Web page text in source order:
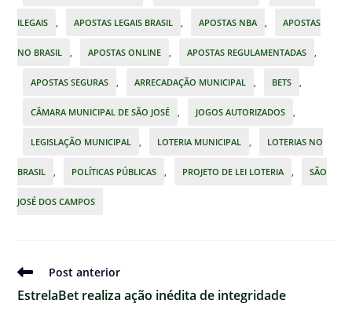
ILEGAIS APOSTAS LEGAIS BRASIL APOSTAS NBA APOSTAS
NO BRASIL APOSTAS ONLINE APOSTAS REGULAMENTADAS
APOSTAS SEGURAS ARRECADAÇÃO MUNICIPAL BETS
CÂMARA MUNICIPAL DE SÃO JOSÉ JOGOS AUTORIZADOS
LEGISLAÇÃO MUNICIPAL LOTERIA MUNICIPAL LOTERIAS NO
BRASIL POLÍTICAS PÚBLICAS PROJETO DE LEI LOTERIA SÃO
JOSÉ DOS CAMPOS
Ler
artigos
Post anterior
EstrelaBet realiza ação inédita de integridade